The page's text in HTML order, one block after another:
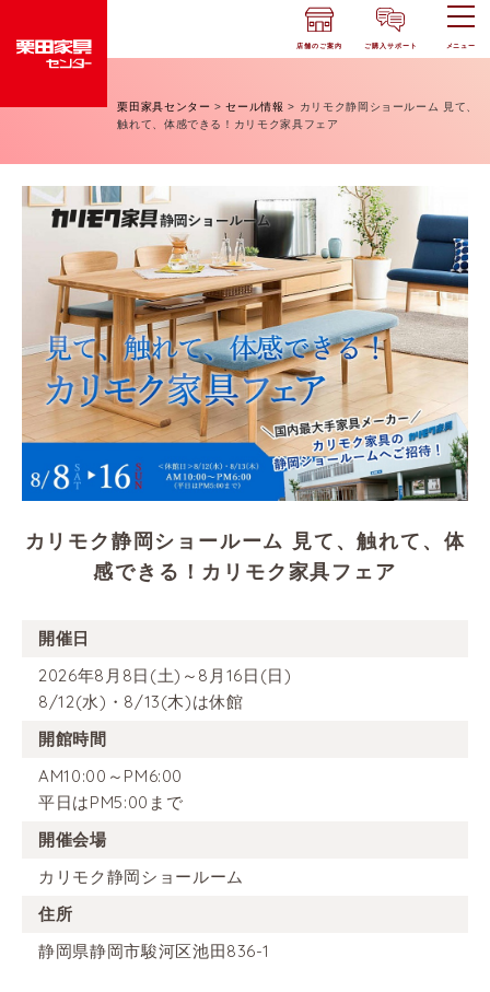
店舗のご案内 ご購入サポート メニュー
栗田家具センター >セール情報 > カリモク静岡ショールーム 見て、
触れて、体感できる！カリモク家具フェア
カリモク静岡ショールーム 見て、触れて、体
感できる！カリモク家具フェア
開催日
2026年8月8日(土)～8月16日(日)
8/12(水)・8/13(木)は休館
開館時間
AM10:00～PM6:00
平日はPM5:00まで
開催会場
カリモク静岡ショールーム
住所
静岡県静岡市駿河区池田836-1